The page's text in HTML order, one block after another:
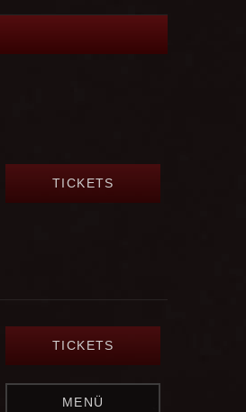
TICKETS
TICKETS
MENÜ